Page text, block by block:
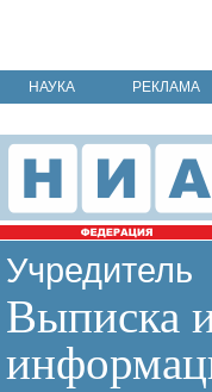
НАУКА РЕКЛАМА
Учредитель
Выписка